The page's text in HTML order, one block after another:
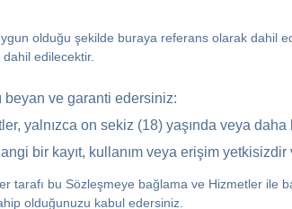
olduğu şekilde buraya referans olarak dahil
edilecektir.
beyan ve garanti edersiniz:
yalnızca on sekiz (18) yaşında veya
bir kayıt, kullanım veya erişim
tarafı bu Sözleşmeye bağlama ve Hizmetler ile
olduğunuzu kabul edersiniz.